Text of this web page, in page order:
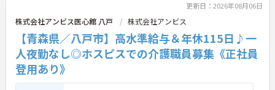
更新日：2026年08月06日
株式会社アンビス医心館 八戸 株式会社アンビス
【青森県／八戸市】高水準給与＆年休115日♪一
人夜勤なし◎ホスピスでの介護職員募集《正社員
登用あり》